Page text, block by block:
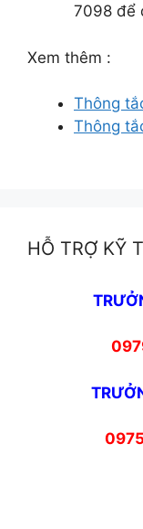
7098 để
Xem thêm :
Thông
Thông
HỖ TRỢ KỸ